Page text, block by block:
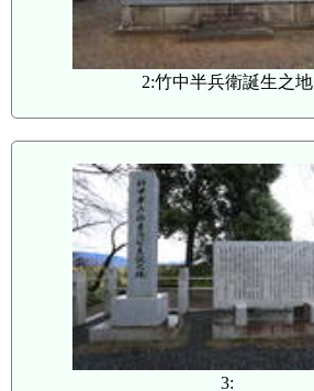
2:竹中半兵衛誕生之地
3: